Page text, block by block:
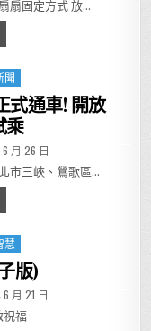
扇固定方式 放…
巧思善用現有生活小物
聞
式通車! 開放
乘
DATE:
月 26 日
市三峽、鶯歌區…
三鶯線2026/6/30(二)正式
慧
版)
DATE:
月 21 日
祝福